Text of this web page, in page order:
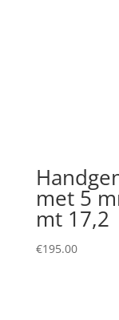
met 5
mt 17,2
€195.00